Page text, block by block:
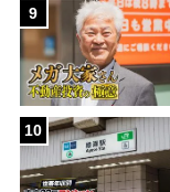
9
10